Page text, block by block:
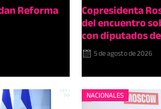
Reforma Copresidenta
del encuentro
con diputados
5 de agosto de 2026
NACIONALES